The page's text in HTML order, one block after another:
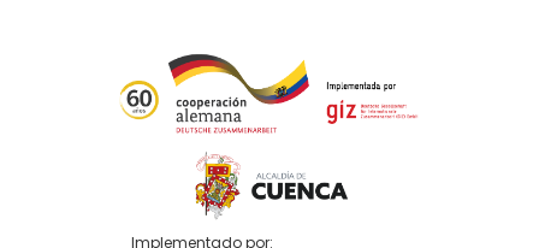
Implementado por: